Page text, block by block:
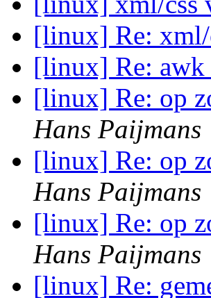
[linux] Re:
[linux] Re:
[linux] Re: op
Hans Paijmans
[linux] Re: op
Hans Paijmans
[linux] Re: op
Hans Paijmans
[linux] Re: